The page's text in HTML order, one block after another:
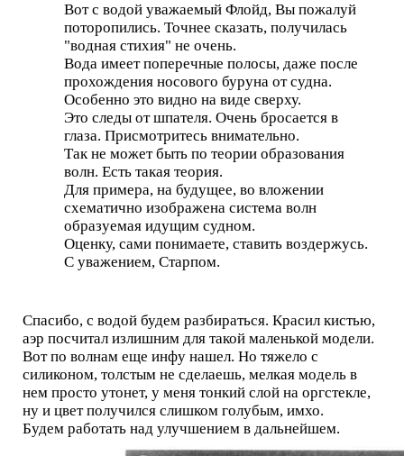
Вот с водой уважаемый Флойд, Вы пожалуй
поторопились. Точнее сказать, получилась
"водная стихия" не очень.
Вода имеет поперечные полосы, даже после
прохождения носового буруна от судна.
Особенно это видно на виде сверху.
Это следы от шпателя. Очень бросается в
глаза. Присмотритесь внимательно.
Так не может быть по теории образования
волн. Есть такая теория.
Для примера, на будущее, во вложении
схематично изображена система волн
образуемая идущим судном.
Оценку, сами понимаете, ставить воздержусь.
С уважением, Старпом.
Спасибо, с водой будем разбираться. Красил кистью,
аэр посчитал излишним для такой маленькой модели.
Вот по волнам еще инфу нашел. Но тяжело с
силиконом, толстым не сделаешь, мелкая модель в
нем просто утонет, у меня тонкий слой на оргстекле,
ну и цвет получился слишком голубым, имхо.
Будем работать над улучшением в дальнейшем.